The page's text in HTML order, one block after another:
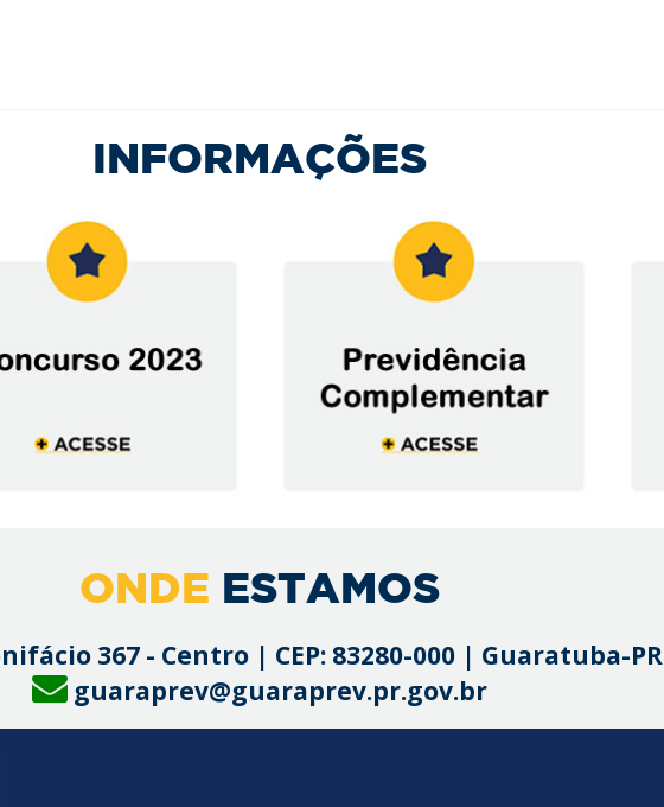
INFORMAÇÕES
ONDE ESTAMOS
367 - Centro | CEP: 83280-000 | Guaratuba-PR
guaraprev@guaraprev.pr.gov.br